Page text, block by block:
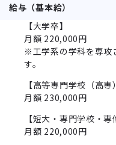
給与（基本給）
【大学卒】
月額 220,000円
※工学系の学科を専攻
す。
【高等専門学校（高専
月額 230,000円
【短大・専門学校・
月額 220,000円